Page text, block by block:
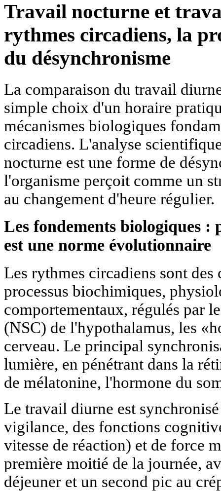
Travail nocturne et
rythmes circadiens, la
du désynchronisme
La comparaison du travail
simple choix d'un horaire
mécanismes biologiques
circadiens. L'analyse
nocturne est une forme de
l'organisme perçoit comme un
au changement d'heure régulier.
Les fondements biologiques
est une norme évolutionnaire
Les rythmes circadiens sont des
processus biochimiques,
comportementaux, régulés par
(NSC) de l'hypothalamus, les
cerveau. Le principal
lumière, en pénétrant dans la
de mélatonine, l'hormone du
Le travail diurne est
vigilance, des fonctions
vitesse de réaction) et de force
première moitié de la journée,
déjeuner et un second pic au